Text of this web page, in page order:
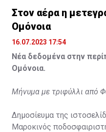
Στον αέρα η
Ομόνοια
16.07.2023 17:54
Νέα δεδομένα στην
Ομόνοια.
Μήνυμα με τριφύλλι από
Δημοσίευμα της
Μαροκινός